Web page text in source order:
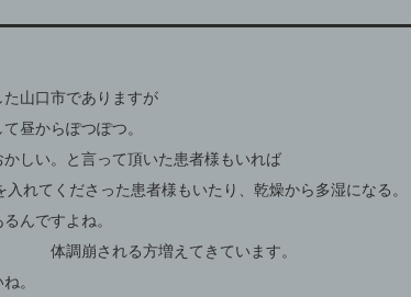
山口市でありますが
昼からぽつぽつ。
しい。と言って頂いた患者様もいれば
れてくださった患者様もいたり、乾燥から多湿になる。
んですよね。
体調崩される方増えてきています。
。